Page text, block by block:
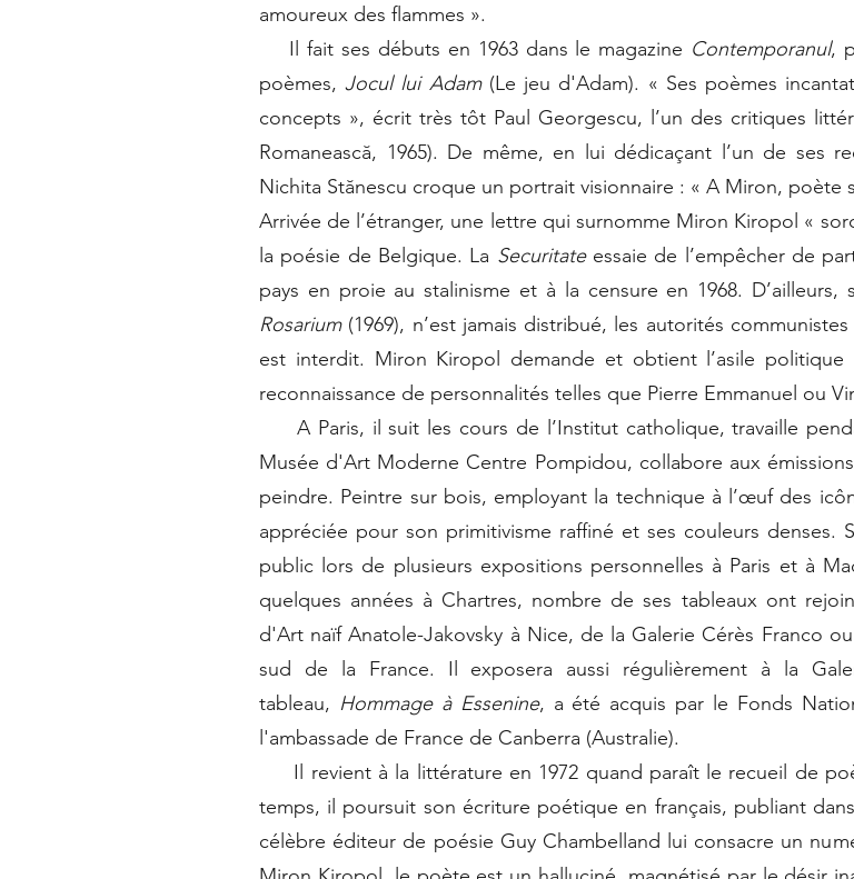
amoureux des flammes ».
Il fait ses débuts en 1963 dans le magazine Contemporanul,
poèmes,Jocul lui Adam(Le jeu d'Adam). « Ses poèmes
concepts », écrit très tôt Paul Georgescu, l’un des critiques
Romanească, 1965). De même, en lui dédicaçant l’un de ses
Nichita Stănescu croque un portrait visionnaire : « A Miron, poète
Arrivée de l’étranger, une lettre qui surnomme Miron Kiropol «
la poésie de Belgique. La Securitate essaie de l’empêcher de
pays en proie au stalinisme et à la censure en 1968.
Rosarium (1969), n’est jamais distribué, les autorités
est interdit. Miron Kiropol demande et obtient l’asile
reconnaissance de personnalités telles que Pierre Emmanuel ou
A Paris, il suit les cours de l’Institut catholique, travaille
Musée d'Art Moderne Centre Pompidou, collabore aux
peindre. Peintre sur bois, employant la technique à l’œuf des
appréciée pour son primitivisme raffiné et ses couleurs denses.
public lors de plusieurs expositions personnelles à Paris et à
quelques années à Chartres, nombre de ses tableaux ont
d'Art naïf Anatole-Jakovsky à Nice, de la Galerie Cérès Franco
sud de la France. Il exposera aussi régulièrement à la
tableau, Hommage à Essenine, a été acquis par le Fonds
l'ambassade de France de Canberra (Australie).
Il revient à la littérature en 1972 quand paraît le recueil de
temps, il poursuit son écriture poétique en français, publiant
célèbre éditeur de poésie Guy Chambelland lui consacre un